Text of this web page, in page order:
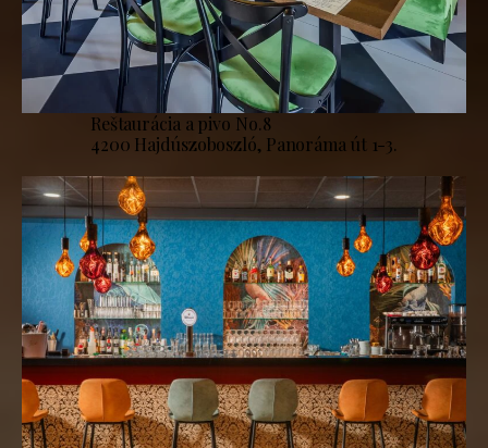
Reštaurácia a pivo No.8
4200 Hajdúszoboszló, Panoráma út 1-3.